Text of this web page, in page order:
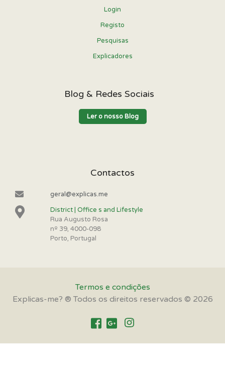
Login
Registo
Pesquisas
Explicadores
Blog & Redes Sociais
Ler o nosso Blog
Contactos
geral@explicas.me
District | Office s and Lifestyle
Rua Augusto Rosa
nº 39, 4000-098
Porto, Portugal
Termos e condições
Explicas-me? ® Todos os direitos reservados © 2026